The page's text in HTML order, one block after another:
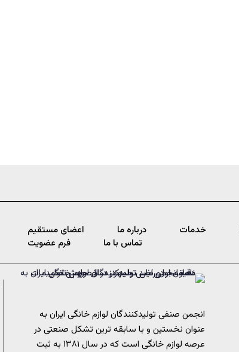
خدمات درباره ما
اعضای مستقیم
تماس با ما
فرم عضویت
انجمن صنفی تولیدکنندگان لوازم خانگی ایران به
عنوان نخستین و با سابقه ترین تشکل صنعتی در
عرصه لوازم خانگی است که در سال ۱۳۸۱ به ثبت